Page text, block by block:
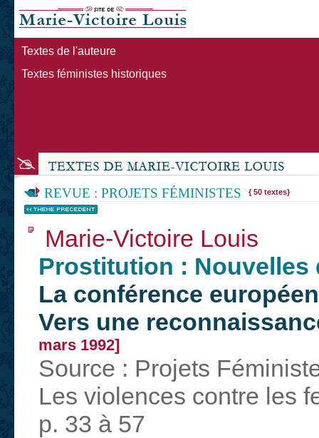
Textes de l'auteure
Textes féministes historiques
REVUE : PROJETS FÉMINISTES { 50 textes}
Marie-Victoire Louis
Prostitution :
La conférence
Vers une
mars 1992]
Source : Projets
Les violences contre les
p. 33 à 57